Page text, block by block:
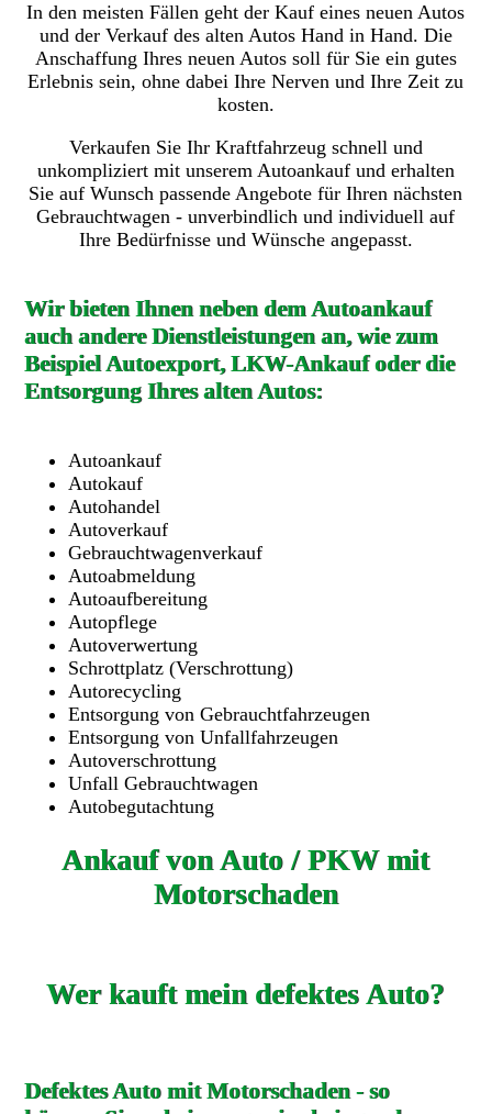
In den meisten Fällen geht der Kauf eines neuen Autos
und der Verkauf des alten Autos Hand in Hand. Die
Anschaffung Ihres neuen Autos soll für Sie ein gutes
Erlebnis sein, ohne dabei Ihre Nerven und Ihre Zeit zu
kosten.
Verkaufen Sie Ihr Kraftfahrzeug schnell und
unkompliziert mit unserem Autoankauf und erhalten
Sie auf Wunsch passende Angebote für Ihren nächsten
Gebrauchtwagen - unverbindlich und individuell auf
Ihre Bedürfnisse und Wünsche angepasst.
Wir bieten Ihnen neben dem Autoankauf
auch andere Dienstleistungen an, wie zum
Beispiel Autoexport, LKW-Ankauf oder die
Entsorgung Ihres alten Autos:
Autoankauf
Autokauf
Autohandel
Autoverkauf
Gebrauchtwagenverkauf
Autoabmeldung
Autoaufbereitung
Autopflege
Autoverwertung
Schrottplatz (Verschrottung)
Autorecycling
Entsorgung von Gebrauchtfahrzeugen
Entsorgung von Unfallfahrzeugen
Autoverschrottung
Unfall Gebrauchtwagen
Autobegutachtung
Ankauf von Auto / PKW mit
Motorschaden
Wer kauft mein defektes Auto?
Defektes Auto mit Motorschaden - so